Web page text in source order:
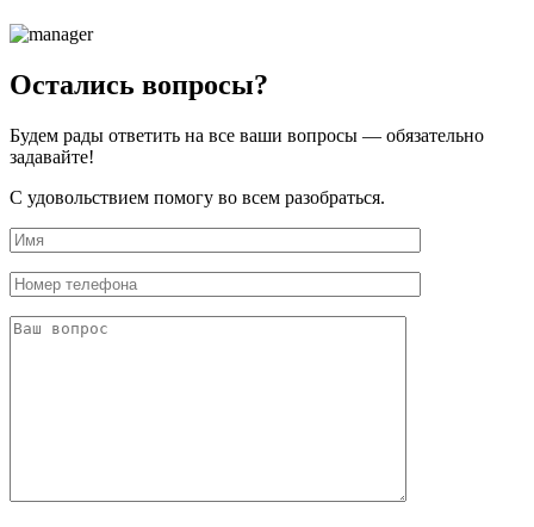
Остались вопросы?
Будем рады ответить на все ваши вопросы — обязательно
задавайте!
С удовольствием помогу во всем разобраться.